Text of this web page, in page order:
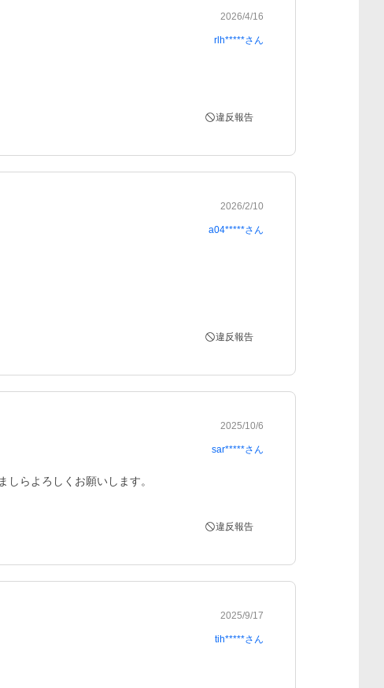
2026/4/16
rlh*****さん
違反報告
2026/2/10
a04*****さん
違反報告
2025/10/6
sar*****さん
らよろしくお願いします。
違反報告
2025/9/17
tih*****さん